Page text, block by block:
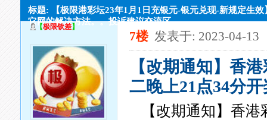
标题: 【极限港彩坛23年1月1日充银元-银元兑现-新规定生效
它网的解决方法。。投诉建议交流区
【极限钦差】
7楼 发表于: 2023-04-13
【改期通知】香
二晚上21点34分
【改期通知】香